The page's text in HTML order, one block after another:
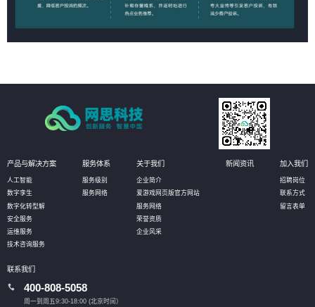
产品与解决方案
人工智能
数字孪生
数字化转型解
安全服务
运维服务
技术咨询服务
服务体系
服务级别
服务网络
关于我们
企业简介
爱游戏网页版官方网站
服务网络
荣誉资质
企业风采
新闻资讯 加入我们
招聘岗位
联系方式
留言表单
联系我们
400-808-5058
周一到周五9:30-18:00 (北京时间）